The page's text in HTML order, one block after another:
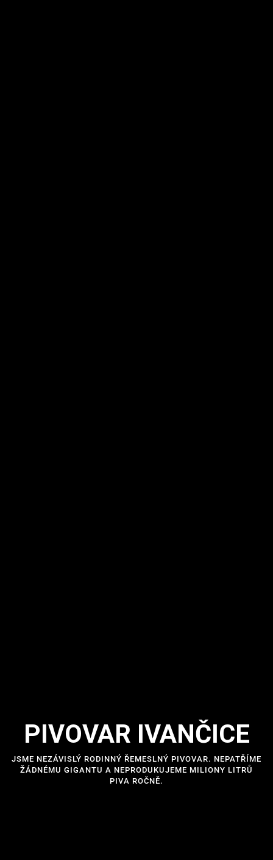
PIVOVAR IVANČICE
JSME NEZÁVISLÝ RODINNÝ ŘEMESLNÝ PIVOVAR. NEPATŘÍME
ŽÁDNÉMU GIGANTU A NEPRODUKUJEME MILIONY LITRŮ
PIVA ROČNĚ.